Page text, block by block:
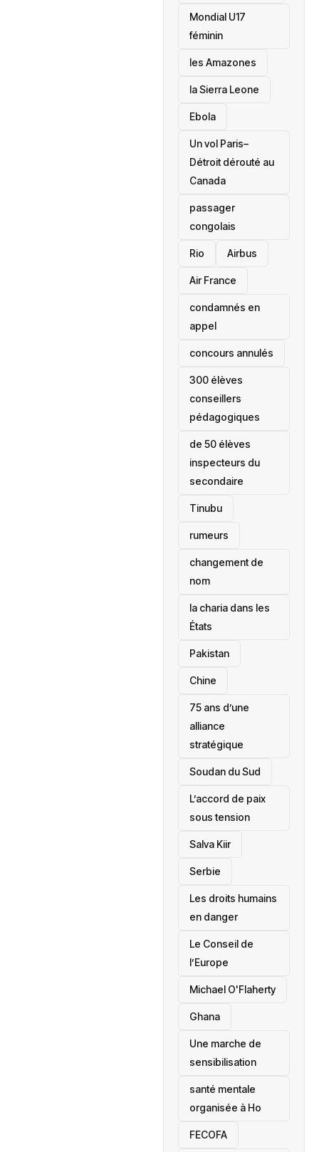
Mondial U17
féminin
les Amazones
la Sierra Leone
‎Ebola
Un vol Paris–
Détroit dérouté au
Canada
passager
congolais
Rio Airbus
Air France
condamnés en
appel
concours annulés
300 élèves
conseillers
pédagogiques
de 50 élèves
inspecteurs du
secondaire
Tinubu
rumeurs
changement de
nom
la charia dans les
États
‎Pakistan
Chine
75 ans d’une
alliance
stratégique
‎Soudan du Sud
L’accord de paix
sous tension
Salva Kiir
‎Serbie
Les droits humains
en danger
‎Le Conseil de
l’Europe
Michael O'Flaherty
‎Ghana
Une marche de
sensibilisation
santé mentale
organisée à Ho
‎FECOFA